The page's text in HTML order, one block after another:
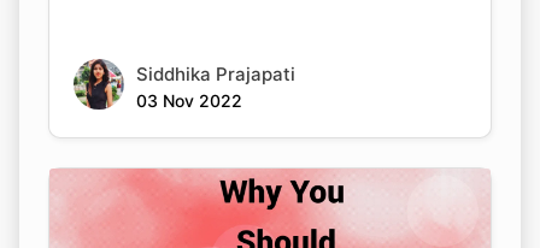
Siddhika Prajapati
03 Nov 2022